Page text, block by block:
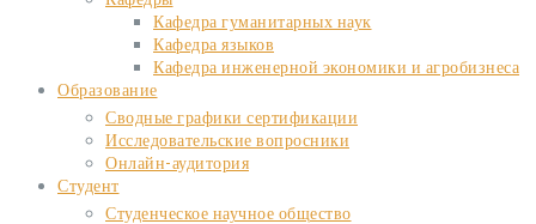
Кафедра гуманитарных наук
Кафедра языков
Кафедра инженерной экономики и агробизнеса
Образование
Сводные графики сертификации
Исследовательские вопросники
Онлайн-аудитория
Студент
Студенческое научное общество